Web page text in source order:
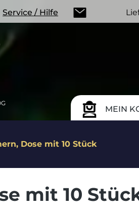
Service / Hilfe
MEIN
Dose mit 10 Stück
mit 10